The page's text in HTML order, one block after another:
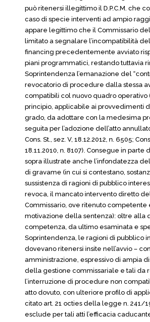
può ritenersi illegittimo il D.P.C.M. che
caso di specie interventi ad ampio
appare legittimo che il Commissario
limitato a segnalare l’incompatibilità
financing precedentemente avviato
piani programmatici, restando tuttavia
Soprintendenza l’emanazione del
revocatorio di procedure dalla stessa
compatibili col nuovo quadro operativo
principio, applicabile ai provvedimenti
grado, da adottare con la medesima
seguita per l’adozione dell’atto
Cons. St., sez. V, 18.12.2012, n. 6505;
18.11.2010, n. 8107). Consegue in parte
sopra illustrate anche l’infondatezza
di gravame (in cui si contestano,
sussistenza di ragioni di pubblico
revoca, il mancato intervento diretto
Commissario, ove ritenuto competente
motivazione della sentenza): oltre alla
competenza, da ultimo esaminata e
Soprintendenza, le ragioni di pubblico
dovevano ritenersi insite nell’avvio –
amministrazione, espressivo di ampia
della gestione commissariale e tali da
l’interruzione di procedure non
atto dovuto, con ulteriore profilo di
citato art. 21 octies della legge n. 241/
esclude per tali atti l’efficacia